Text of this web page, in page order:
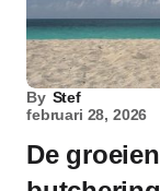
By Stef
februari 28, 2026
De